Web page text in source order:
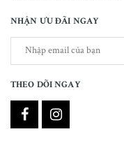
NHẬN ƯU ĐÃI NGAY
THEO DÕI NGAY